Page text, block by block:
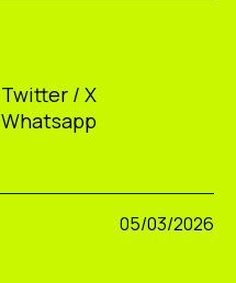
Twitter / X
Whatsapp
05/03/2026